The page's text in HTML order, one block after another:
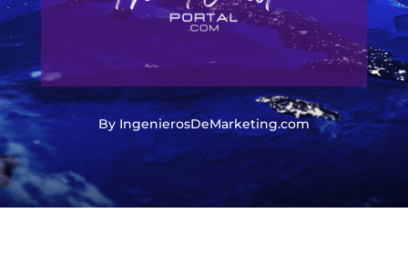
By IngenierosDeMarketing.com